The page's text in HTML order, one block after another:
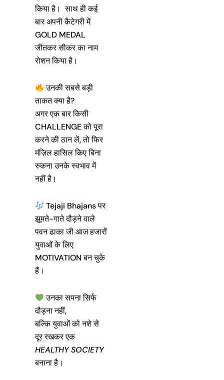
किया है। साथ ही कई
बार अपनी कैटेगरी में
GOLD MEDAL
जीतकर सीकर का नाम
रोशन किया है।
उनकी सबसे बड़ी
ताकत क्या है?
अगर एक बार किसी
CHALLENGE को पूरा
करने की ठान लें, तो फिर
मंज़िल हासिल किए बिना
रुकना उनके स्वभाव में
नहीं है।
Tejaji Bhajans पर
झूमते-गाते दौड़ने वाले
पवन ढाका जी आज हजारों
युवाओं के लिए
MOTIVATION बन चुके
हैं।
उनका सपना सिर्फ
दौड़ना नहीं,
बल्कि युवाओं को नशे से
दूर रखकर एक
HEALTHY SOCIETY
बनाना है।